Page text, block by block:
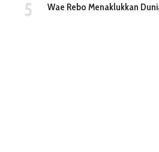
Wae Rebo Menaklukkan